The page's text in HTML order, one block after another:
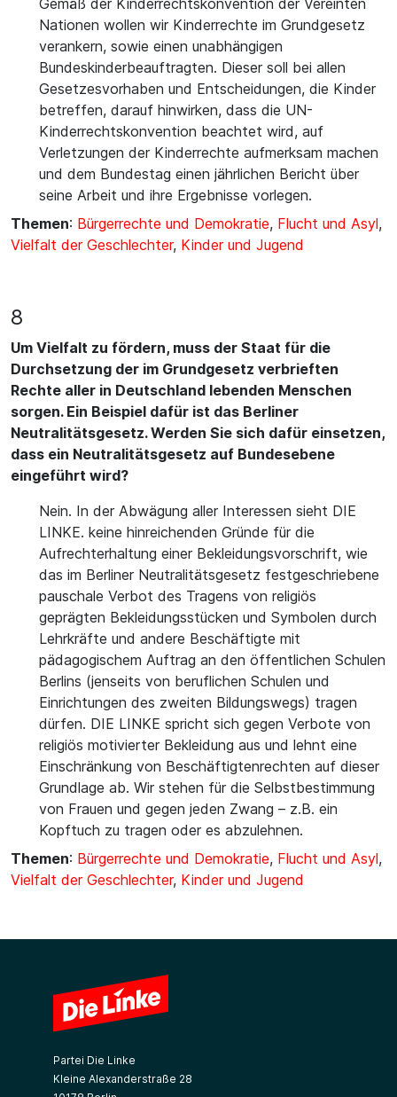
Gemäß der Kinderrechtskonvention der Vereinten
Nationen wollen wir Kinderrechte im Grundgesetz
verankern, sowie einen unabhängigen
Bundeskinderbeauftragten. Dieser soll bei allen
Gesetzesvorhaben und Entscheidungen, die Kinder
betreffen, darauf hinwirken, dass die UN-
Kinderrechtskonvention beachtet wird, auf
Verletzungen der Kinderrechte aufmerksam machen
und dem Bundestag einen jährlichen Bericht über
seine Arbeit und ihre Ergebnisse vorlegen.
Themen: Bürgerrechte und Demokratie, Flucht und Asyl,
Vielfalt der Geschlechter, Kinder und Jugend
8
Um Vielfalt zu fördern, muss der Staat für die
Durchsetzung der im Grundgesetz verbrieften
Rechte aller in Deutschland lebenden Menschen
sorgen. Ein Beispiel dafür ist das Berliner
Neutralitätsgesetz. Werden Sie sich dafür einsetzen,
dass ein Neutralitätsgesetz auf Bundesebene
eingeführt wird?
Nein. In der Abwägung aller Interessen sieht DIE
LINKE. keine hinreichenden Gründe für die
Aufrechterhaltung einer Bekleidungsvorschrift, wie
das im Berliner Neutralitätsgesetz festgeschriebene
pauschale Verbot des Tragens von religiös
geprägten Bekleidungsstücken und Symbolen durch
Lehrkräfte und andere Beschäftigte mit
pädagogischem Auftrag an den öffentlichen Schulen
Berlins (jenseits von beruflichen Schulen und
Einrichtungen des zweiten Bildungswegs) tragen
dürfen. DIE LINKE spricht sich gegen Verbote von
religiös motivierter Bekleidung aus und lehnt eine
Einschränkung von Beschäftigtenrechten auf dieser
Grundlage ab. Wir stehen für die Selbstbestimmung
von Frauen und gegen jeden Zwang – z.B. ein
Kopftuch zu tragen oder es abzulehnen.
Themen: Bürgerrechte und Demokratie, Flucht und Asyl,
Vielfalt der Geschlechter, Kinder und Jugend
Partei Die Linke
Kleine Alexanderstraße 28